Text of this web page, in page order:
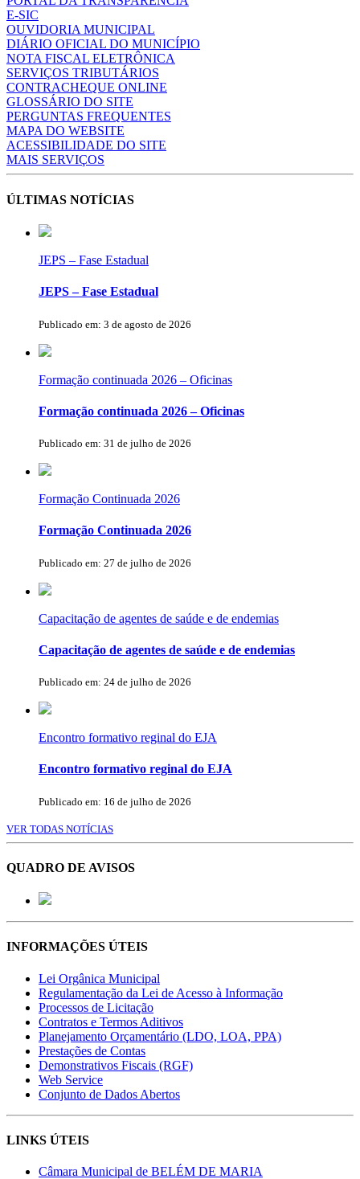
E-SIC
OUVIDORIA MUNICIPAL
DIÁRIO OFICIAL DO MUNICÍPIO
NOTA FISCAL ELETRÔNICA
SERVIÇOS TRIBUTÁRIOS
CONTRACHEQUE ONLINE
GLOSSÁRIO DO SITE
PERGUNTAS FREQUENTES
MAPA DO WEBSITE
ACESSIBILIDADE DO SITE
MAIS SERVIÇOS
ÚLTIMAS NOTÍCIAS
JEPS – Fase Estadual
JEPS – Fase Estadual
Publicado em: 3 de agosto de 2026
Formação continuada 2026 – Oficinas
Formação continuada 2026 – Oficinas
Publicado em: 31 de julho de 2026
Formação Continuada 2026
Formação Continuada 2026
Publicado em: 27 de julho de 2026
Capacitação de agentes de saúde e de endemias
Capacitação de agentes de saúde e de endemias
Publicado em: 24 de julho de 2026
Encontro formativo reginal do EJA
Encontro formativo reginal do EJA
Publicado em: 16 de julho de 2026
VER TODAS NOTÍCIAS
QUADRO DE AVISOS
INFORMAÇÕES ÚTEIS
Lei Orgânica Municipal
Regulamentação da Lei de Acesso à Informação
Processos de Licitação
Contratos e Termos Aditivos
Planejamento Orçamentário (LDO, LOA, PPA)
Prestações de Contas
Demonstrativos Fiscais (RGF)
Web Service
Conjunto de Dados Abertos
LINKS ÚTEIS
Câmara Municipal de BELÉM DE MARIA